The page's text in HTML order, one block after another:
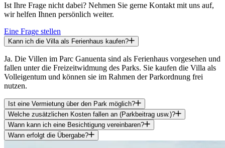
Ist Ihre Frage nicht dabei? Nehmen Sie gerne Kontakt mit uns auf,
wir helfen Ihnen persönlich weiter.
Eine Frage stellen
Kann ich die Villa als Ferienhaus kaufen?
Ja. Die Villen im Parc Ganuenta sind als Ferienhaus vorgesehen und
fallen unter die Freizeitwidmung des Parks. Sie kaufen die Villa als
Volleigentum und können sie im Rahmen der Parkordnung frei
nutzen.
Ist eine Vermietung über den Park möglich?
Welche zusätzlichen Kosten fallen an (Parkbeitrag usw.)?
Wann kann ich eine Besichtigung vereinbaren?
Wann erfolgt die Übergabe?